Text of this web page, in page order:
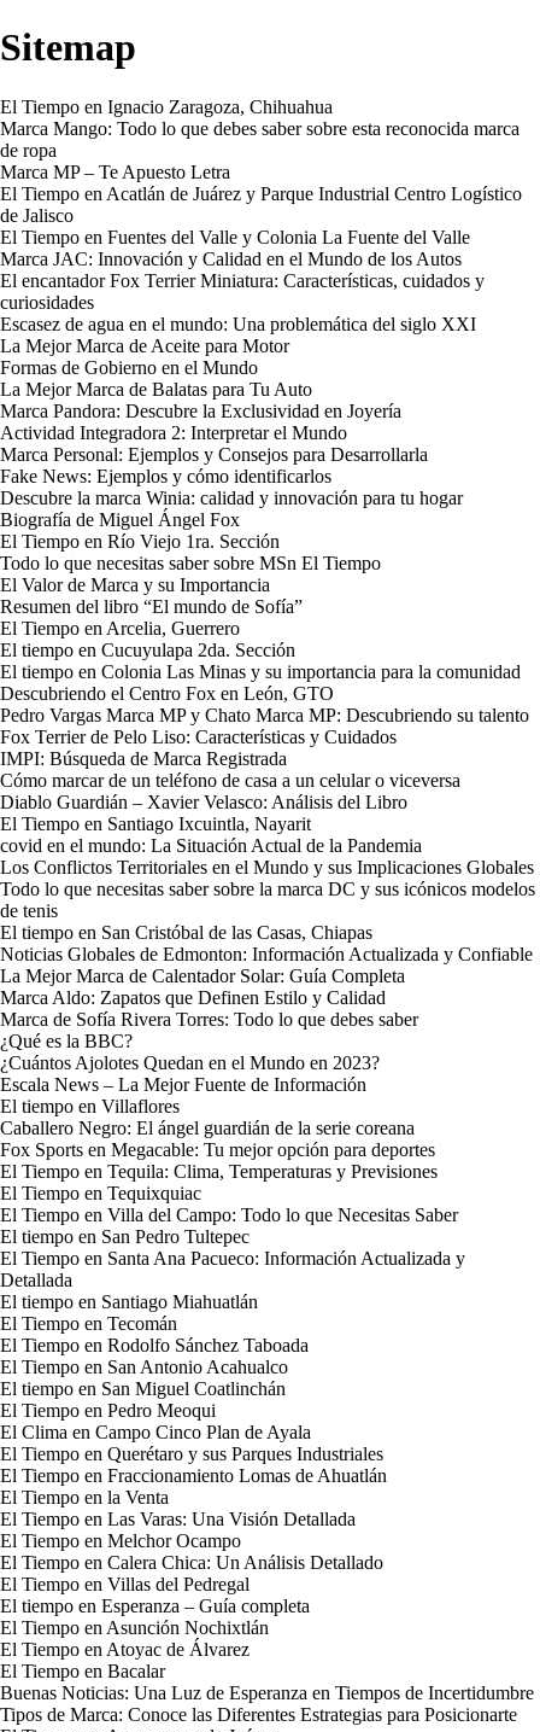
Sitemap
El Tiempo en Ignacio Zaragoza, Chihuahua
Marca Mango: Todo lo que debes saber sobre esta reconocida marca
de ropa
Marca MP – Te Apuesto Letra
El Tiempo en Acatlán de Juárez y Parque Industrial Centro Logístico
de Jalisco
El Tiempo en Fuentes del Valle y Colonia La Fuente del Valle
Marca JAC: Innovación y Calidad en el Mundo de los Autos
El encantador Fox Terrier Miniatura: Características, cuidados y
curiosidades
Escasez de agua en el mundo: Una problemática del siglo XXI
La Mejor Marca de Aceite para Motor
Formas de Gobierno en el Mundo
La Mejor Marca de Balatas para Tu Auto
Marca Pandora: Descubre la Exclusividad en Joyería
Actividad Integradora 2: Interpretar el Mundo
Marca Personal: Ejemplos y Consejos para Desarrollarla
Fake News: Ejemplos y cómo identificarlos
Descubre la marca Winia: calidad y innovación para tu hogar
Biografía de Miguel Ángel Fox
El Tiempo en Río Viejo 1ra. Sección
Todo lo que necesitas saber sobre MSn El Tiempo
El Valor de Marca y su Importancia
Resumen del libro “El mundo de Sofía”
El Tiempo en Arcelia, Guerrero
El tiempo en Cucuyulapa 2da. Sección
El tiempo en Colonia Las Minas y su importancia para la comunidad
Descubriendo el Centro Fox en León, GTO
Pedro Vargas Marca MP y Chato Marca MP: Descubriendo su talento
Fox Terrier de Pelo Liso: Características y Cuidados
IMPI: Búsqueda de Marca Registrada
Cómo marcar de un teléfono de casa a un celular o viceversa
Diablo Guardián – Xavier Velasco: Análisis del Libro
El Tiempo en Santiago Ixcuintla, Nayarit
covid en el mundo: La Situación Actual de la Pandemia
Los Conflictos Territoriales en el Mundo y sus Implicaciones Globales
Todo lo que necesitas saber sobre la marca DC y sus icónicos modelos
de tenis
El tiempo en San Cristóbal de las Casas, Chiapas
Noticias Globales de Edmonton: Información Actualizada y Confiable
La Mejor Marca de Calentador Solar: Guía Completa
Marca Aldo: Zapatos que Definen Estilo y Calidad
Marca de Sofía Rivera Torres: Todo lo que debes saber
¿Qué es la BBC?
¿Cuántos Ajolotes Quedan en el Mundo en 2023?
Escala News – La Mejor Fuente de Información
El tiempo en Villaflores
Caballero Negro: El ángel guardián de la serie coreana
Fox Sports en Megacable: Tu mejor opción para deportes
El Tiempo en Tequila: Clima, Temperaturas y Previsiones
El Tiempo en Tequixquiac
El Tiempo en Villa del Campo: Todo lo que Necesitas Saber
El tiempo en San Pedro Tultepec
El Tiempo en Santa Ana Pacueco: Información Actualizada y
Detallada
El tiempo en Santiago Miahuatlán
El Tiempo en Tecomán
El Tiempo en Rodolfo Sánchez Taboada
El Tiempo en San Antonio Acahualco
El tiempo en San Miguel Coatlinchán
El Tiempo en Pedro Meoqui
El Clima en Campo Cinco Plan de Ayala
El Tiempo en Querétaro y sus Parques Industriales
El Tiempo en Fraccionamiento Lomas de Ahuatlán
El Tiempo en la Venta
El Tiempo en Las Varas: Una Visión Detallada
El Tiempo en Melchor Ocampo
El Tiempo en Calera Chica: Un Análisis Detallado
El Tiempo en Villas del Pedregal
El tiempo en Esperanza – Guía completa
El Tiempo en Asunción Nochixtlán
El Tiempo en Atoyac de Álvarez
El Tiempo en Bacalar
Buenas Noticias: Una Luz de Esperanza en Tiempos de Incertidumbre
Tipos de Marca: Conoce las Diferentes Estrategias para Posicionarte